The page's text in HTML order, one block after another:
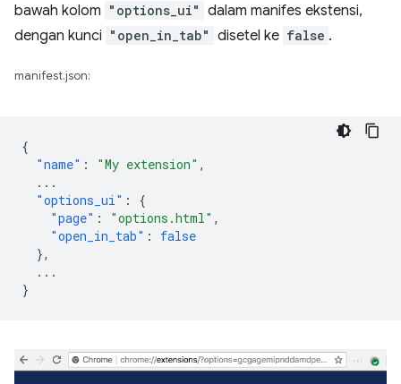
bawah kolom "options_ui" dalam manifes ekstensi,
dengan kunci "open_in_tab" disetel ke false .
manifest.json:
{
"name" : "My extension" ,
...
"options_ui" :
{
"page" : "options.html" ,
"open_in_tab" :
false
},
...
}